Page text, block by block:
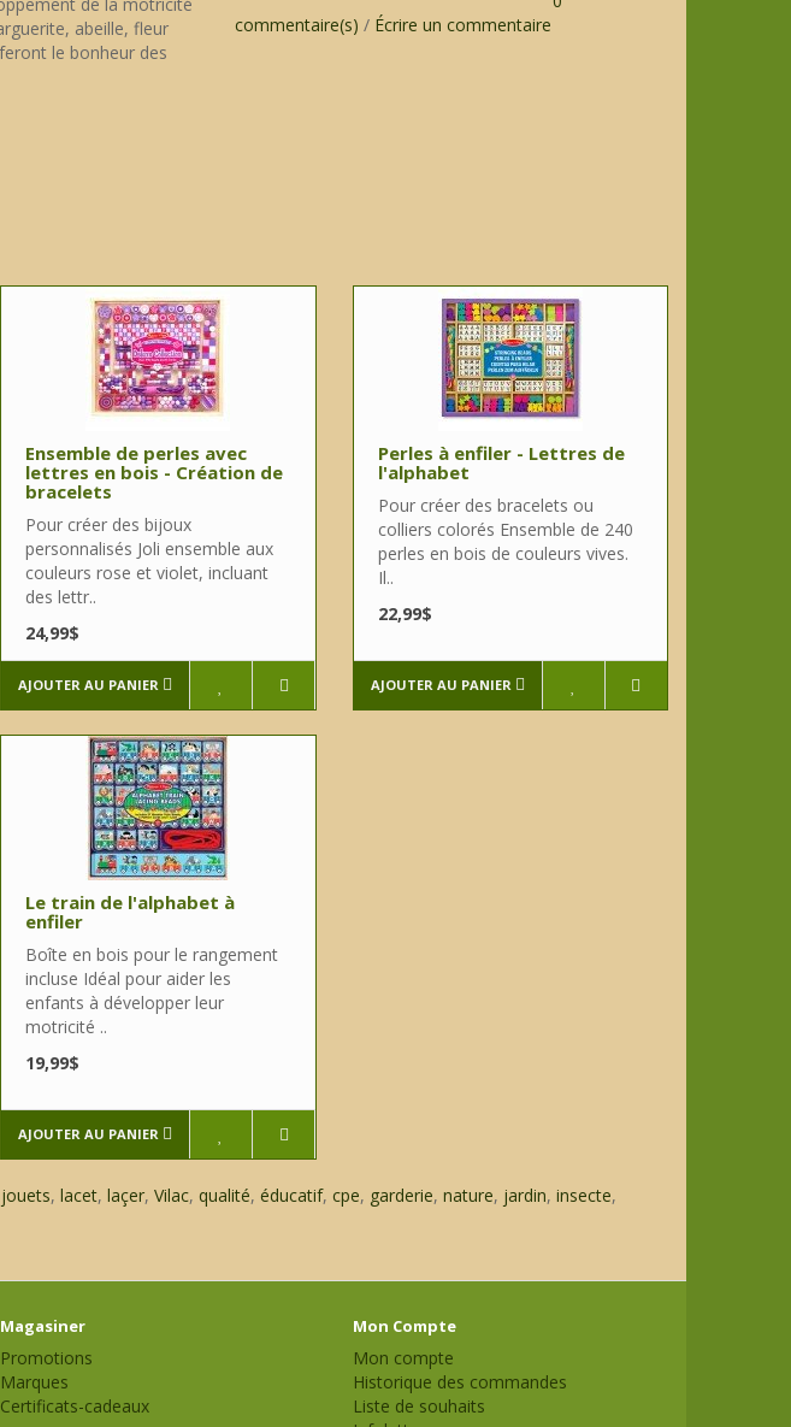
de la motricité
abeille, fleur
le bonheur des
commentaire(s) / Écrire un commentaire
Ensemble de perles avec
lettres en bois - Création de
bracelets
Pour créer des bijoux
personnalisés Joli ensemble aux
couleurs rose et violet, incluant
des lettr..
24,99$
AJOUTER AU PANIER
Perles à enfiler - Lettres de
l'alphabet
Pour créer des bracelets ou
colliers colorés Ensemble de 240
perles en bois de couleurs vives.
Il..
22,99$
AJOUTER AU PANIER
Le train de l'alphabet à
enfiler
Boîte en bois pour le rangement
incluse Idéal pour aider les
enfants à développer leur
motricité ..
19,99$
AJOUTER AU PANIER
jouets, lacet, laçer, Vilac, qualité, éducatif, cpe, garderie, nature, jardin, insecte,
Magasiner
Promotions
Marques
Certificats-cadeaux
Mon Compte
Mon compte
Historique des commandes
Liste de souhaits